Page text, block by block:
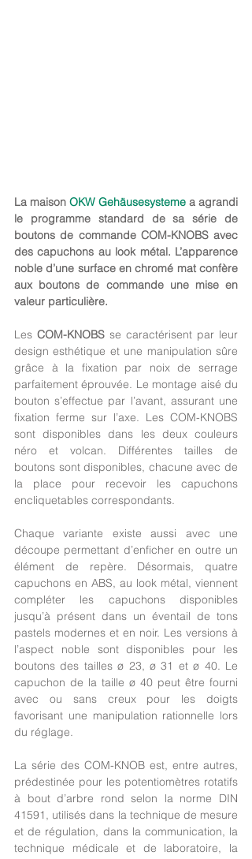
La maison OKW Gehäusesysteme a agrandi
le programme standard de sa série de
boutons de commande COM-KNOBS avec
des capuchons au look métal. L’apparence
noble d’une surface en chromé mat confère
aux boutons de commande une mise en
valeur particulière.
Les COM-KNOBS se caractérisent par leur
design esthétique et une manipulation sûre
grâce à la fixation par noix de serrage
parfaitement éprouvée. Le montage aisé du
bouton s’effectue par l’avant, assurant une
fixation ferme sur l’axe. Les COM-KNOBS
sont disponibles dans les deux couleurs
néro et volcan. Différentes tailles de
boutons sont disponibles, chacune avec de
la place pour recevoir les capuchons
encliquetables correspondants.
Chaque variante existe aussi avec une
découpe permettant d’enficher en outre un
élément de repère. Désormais, quatre
capuchons en ABS, au look métal, viennent
compléter les capuchons disponibles
jusqu’à présent dans un éventail de tons
pastels modernes et en noir. Les versions à
l’aspect noble sont disponibles pour les
boutons des tailles ø 23, ø 31 et ø 40. Le
capuchon de la taille ø 40 peut être fourni
avec ou sans creux pour les doigts
favorisant une manipulation rationnelle lors
du réglage.
La série des COM-KNOB est, entre autres,
prédestinée pour les potentiomètres rotatifs
à bout d’arbre rond selon la norme DIN
41591, utilisés dans la technique de mesure
et de régulation, dans la communication, la
technique médicale et de laboratoire, la